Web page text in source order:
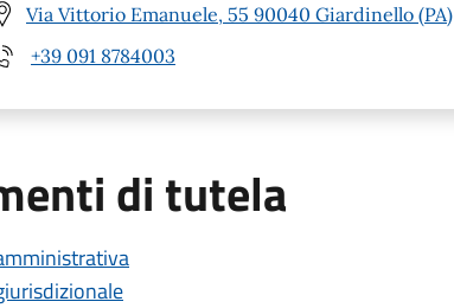
Via Vittorio Emanuele, 55 90040 Giardinello (PA)
+39 091 8784003
di tutela